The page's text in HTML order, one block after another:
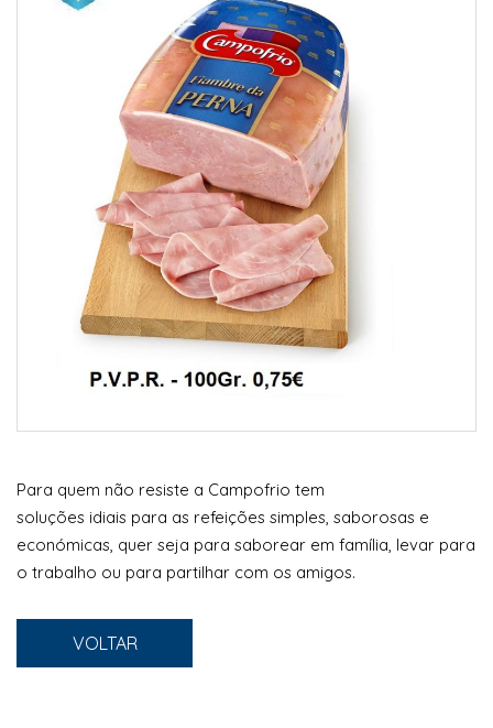
Para quem não resiste a Campofrio tem
soluções idiais para as refeições simples, saborosas e
económicas, quer seja para saborear em família, levar para
o trabalho ou para partilhar com os amigos.
VOLTAR